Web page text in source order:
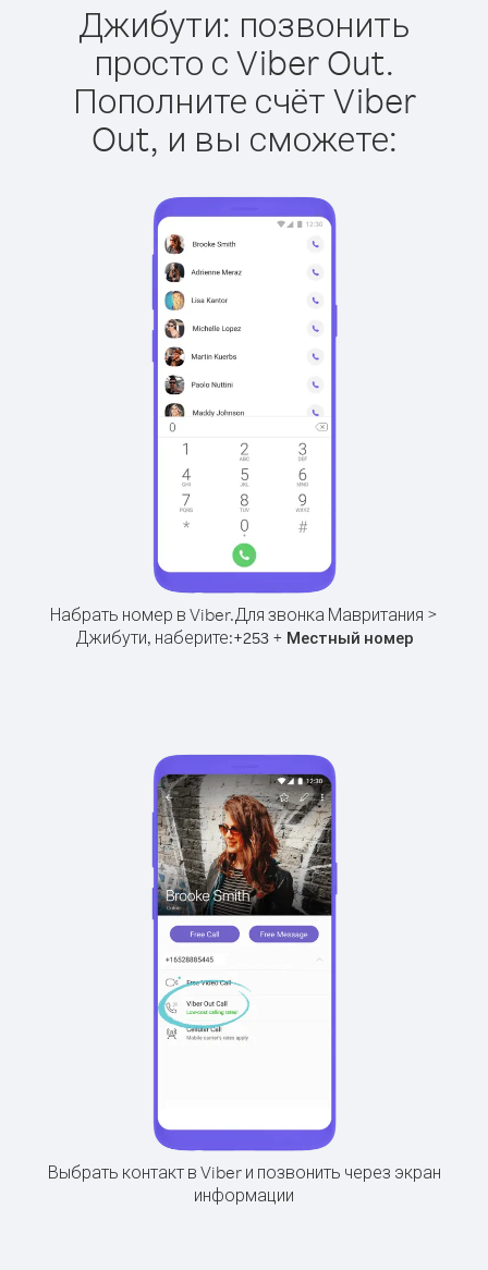
Джибути: позвонить
просто с Viber Out.
Пополните счёт Viber
Out, и вы сможете:
Набрать номер в Viber.Для звонка Мавритания >
Джибути, наберите:+253+ Местный номер
Выбрать контакт в Viber и позвонить через экран
информации